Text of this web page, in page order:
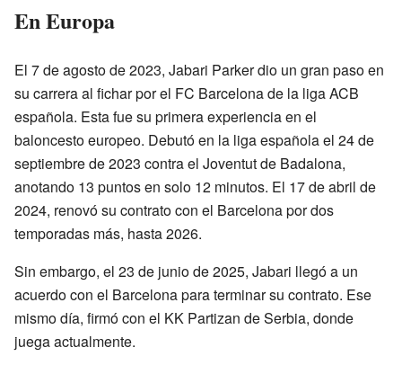
En Europa
El 7 de agosto de 2023, Jabari Parker dio un gran paso en
su carrera al fichar por el FC Barcelona de la liga ACB
española. Esta fue su primera experiencia en el
baloncesto europeo. Debutó en la liga española el 24 de
septiembre de 2023 contra el Joventut de Badalona,
anotando 13 puntos en solo 12 minutos. El 17 de abril de
2024, renovó su contrato con el Barcelona por dos
temporadas más, hasta 2026.
Sin embargo, el 23 de junio de 2025, Jabari llegó a un
acuerdo con el Barcelona para terminar su contrato. Ese
mismo día, firmó con el KK Partizan de Serbia, donde
juega actualmente.